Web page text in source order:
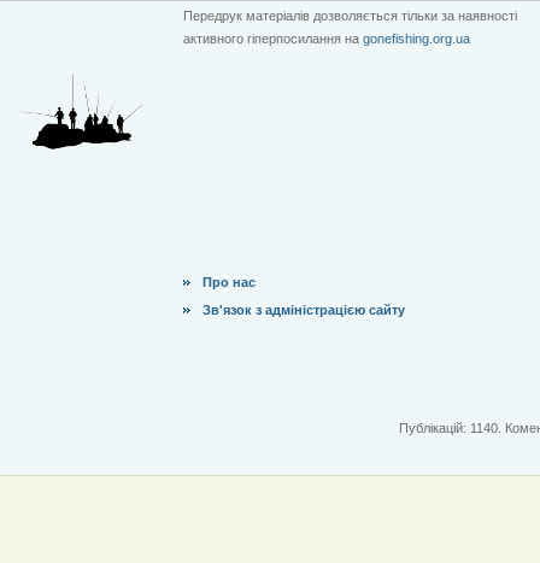
Передрук матеріалів дозволяється тільки за наявності
активного гіперпосилання на gonefishing.org.ua
Про нас
Зв'язок з адміністрацією сайту
Публікацій: 1140.